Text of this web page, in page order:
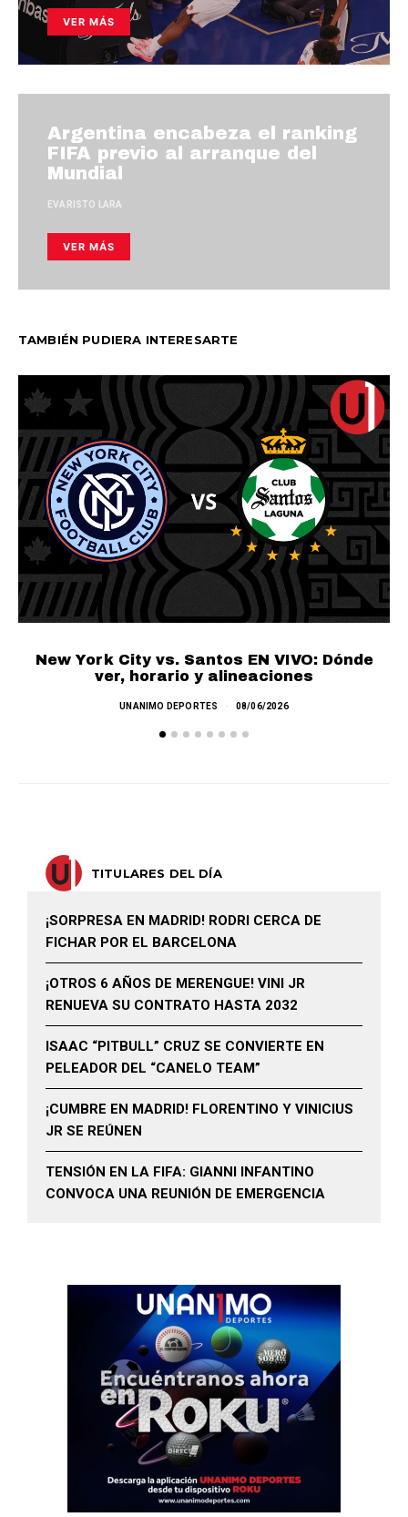
VER MÁS
Argentina encabeza el ranking
FIFA previo al arranque del
Mundial
EVARISTO LARA
VER MÁS
TAMBIÉN PUDIERA INTERESARTE
New York City vs. Santos EN VIVO: Dónde
ver, horario y alineaciones
UNANIMO DEPORTES 08/06/2026
TITULARES DEL DÍA
¡SORPRESA EN MADRID! RODRI CERCA DE
FICHAR POR EL BARCELONA
¡OTROS 6 AÑOS DE MERENGUE! VINI JR
RENUEVA SU CONTRATO HASTA 2032
ISAAC “PITBULL” CRUZ SE CONVIERTE EN
PELEADOR DEL “CANELO TEAM”
¡CUMBRE EN MADRID! FLORENTINO Y VINICIUS
JR SE REÚNEN
TENSIÓN EN LA FIFA: GIANNI INFANTINO
CONVOCA UNA REUNIÓN DE EMERGENCIA